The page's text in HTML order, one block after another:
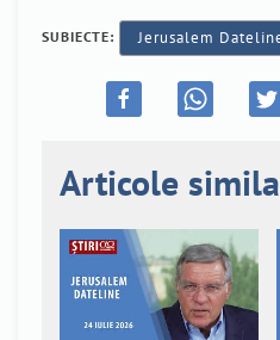
SUBIECTE: Jerusalem
Articole